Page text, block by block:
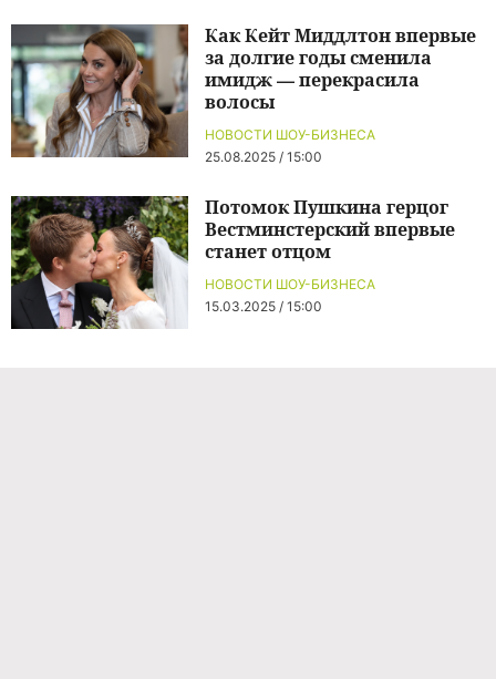
НОВОСТИ ШОУ-БИЗНЕСА
25.08.2025 / 15:00
Как Кейт Миддлтон впервые
за долгие годы сменила
имидж — перекрасила
волосы
НОВОСТИ ШОУ-БИЗНЕСА
15.03.2025 / 15:00
Потомок Пушкина герцог
Вестминстерский впервые
станет отцом